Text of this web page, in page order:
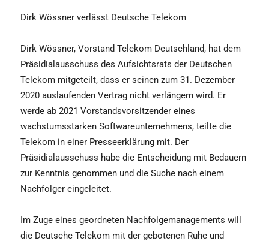
Dirk Wössner verlässt Deutsche Telekom
Dirk Wössner, Vorstand Telekom Deutschland, hat dem
Präsidialausschuss des Aufsichtsrats der Deutschen
Telekom mitgeteilt, dass er seinen zum 31. Dezember
2020 auslaufenden Vertrag nicht verlängern wird. Er
werde ab 2021 Vorstandsvorsitzender eines
wachstumsstarken Softwareunternehmens, teilte die
Telekom in einer Presseerklärung mit. Der
Präsidialausschuss habe die Entscheidung mit Bedauern
zur Kenntnis genommen und die Suche nach einem
Nachfolger eingeleitet.
Im Zuge eines geordneten Nachfolgemanagements will
die Deutsche Telekom mit der gebotenen Ruhe und